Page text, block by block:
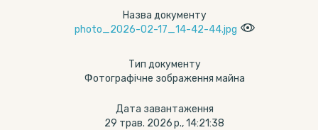
Назва документу
photo_2026-02-17_14-42-44.jpg
Тип документу
Фотографічне зображення майна
Дата завантаження
29 трав. 2026 р., 14:21:38